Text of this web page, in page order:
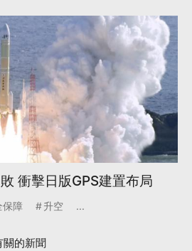
衝擊日版GPS建置布局
保障 升空 ...
關的新聞